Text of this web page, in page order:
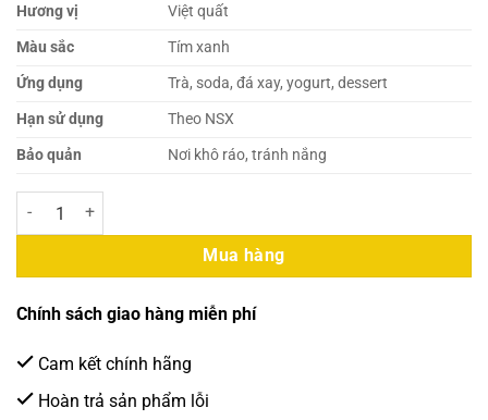
Hương vị
Việt quất
Màu sắc
Tím xanh
Ứng dụng
Trà, soda, đá xay, yogurt, dessert
Hạn sử dụng
Theo NSX
Bảo quản
Nơi khô ráo, tránh nắng
Sốt Boduo Việt Quất 1.36kg (Hũ Đen) số lượng
Mua hàng
Chính sách giao hàng miễn phí
Cam kết chính hãng
Hoàn trả sản phẩm lỗi